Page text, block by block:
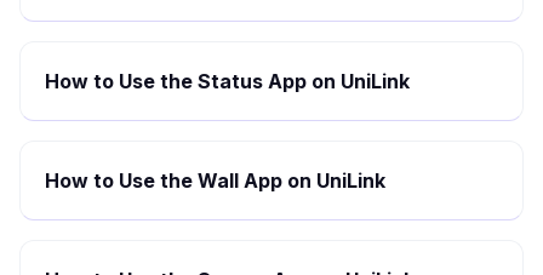
How to Use the Status App on UniLink
How to Use the Wall App on UniLink